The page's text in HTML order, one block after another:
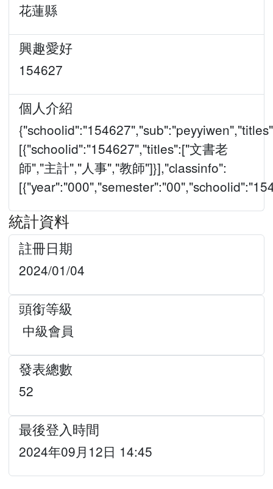
花蓮縣
興趣愛好
154627
個人介紹
[{"schoolid":"154627","titles":["文書老
師","主計","人事","教師"]}],"classinfo":
統計資料
註冊日期
2024/01/04
頭銜等級
中級會員
發表總數
52
最後登入時間
2024年09月12日 14:45